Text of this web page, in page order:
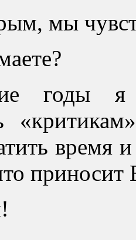
мы
годы я
время
приносит